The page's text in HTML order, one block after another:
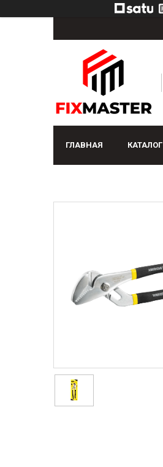
ГЛАВНАЯ КАТАЛОГ